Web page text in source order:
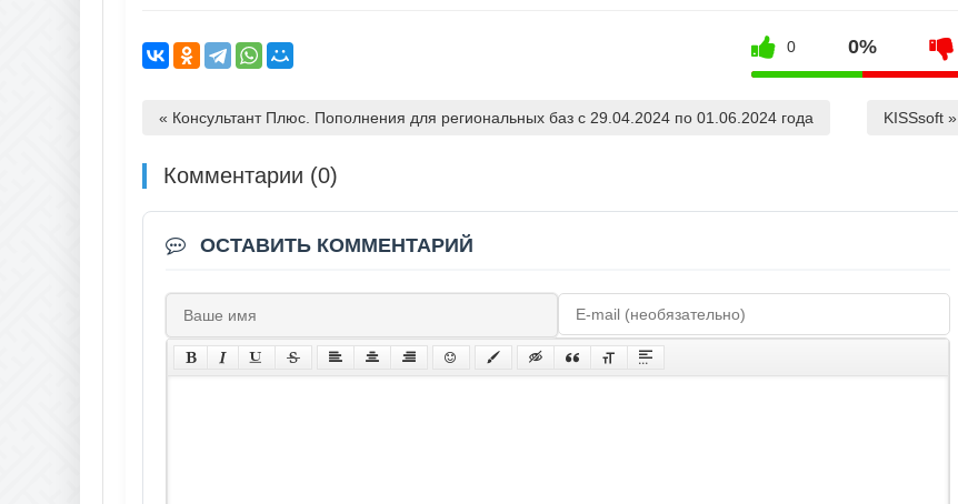
0 0%
« Консультант Плюс. Пополнения для региональных баз с 29.04.2024 по 01.06.2024 года KISSsoft »
Комментарии (0)
ОСТАВИТЬ КОММЕНТАРИЙ